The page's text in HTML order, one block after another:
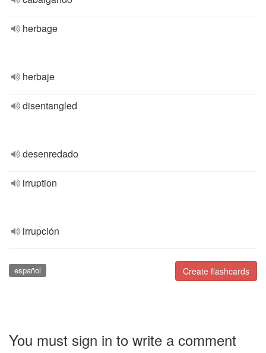
herbage
herbaje
disentangled
desenredado
irruption
irrupción
Create flashcards
español
You must sign in to write a comment